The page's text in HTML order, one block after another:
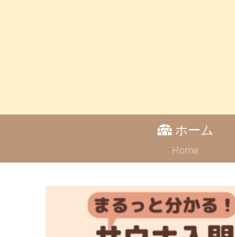
ホーム
Home